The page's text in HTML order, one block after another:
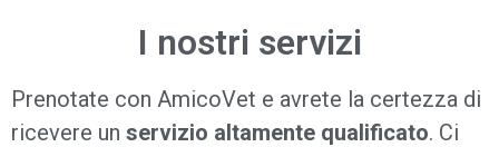
I nostri servizi
Prenotate con AmicoVet e avrete la certezza di
ricevere un servizio altamente qualificato. Ci